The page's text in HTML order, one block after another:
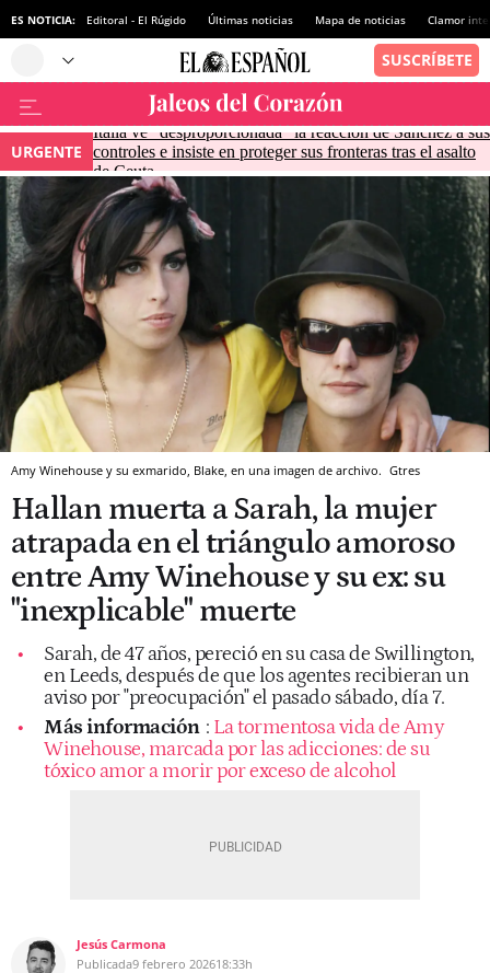
ES NOTICIA: Editoral - El Rúgido Últimas noticias Mapa de noticias Clamor
URGENTE
Italia ve "desproporcionada" la reacción de Sánchez a sus
controles e insiste en proteger sus fronteras tras el asalto
de Ceuta
Amy Winehouse y su exmarido, Blake, en una imagen de archivo. Gtres
Hallan muerta a Sarah, la mujer
atrapada en el triángulo amoroso
entre Amy Winehouse y su ex: su
"inexplicable" muerte
Sarah, de 47 años, pereció en su casa de Swillington,
en Leeds, después de que los agentes recibieran un
aviso por "preocupación" el pasado sábado, día 7.
Más información : La tormentosa vida de Amy
Winehouse, marcada por las adicciones: de su
tóxico amor a morir por exceso de alcohol
Jesús Carmona
Publicada9 febrero 202618:33h